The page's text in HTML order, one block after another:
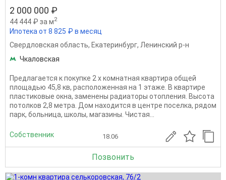
2 000 000 ₽
44 444 ₽ за м2
Ипотека от 8 825 ₽ в месяц
Свердловская область, Екатеринбург, Ленинский р-н
Чкаловская
Предлагается к покупке 2 х комнатная квартира общей
площадью 45,8 кв, расположенная на 1 этаже. В квартире
пластиковые окна, заменены радиаторы отопления. Высота
потолков 2,8 метра. Дом находится в центре поселка, рядом
парк, больница, школы, магазины. Чистая...
Собственник 18.06
Позвонить